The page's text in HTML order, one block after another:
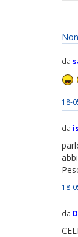
da
18-
da
18-
da